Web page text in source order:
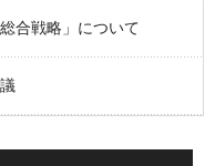
合戦略」について